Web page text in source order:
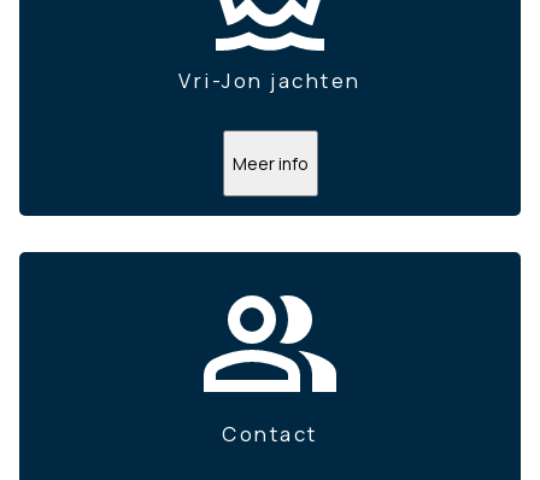
Vri-Jon jachten
Meer info
Contact